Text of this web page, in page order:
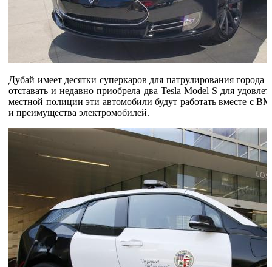
Дубай имеет десятки суперкаров для патрулирования
отставать и недавно приобрела два Tesla Model S для
местной полиции эти автомобили будут работать вместе с
и преимущества электромобилей.